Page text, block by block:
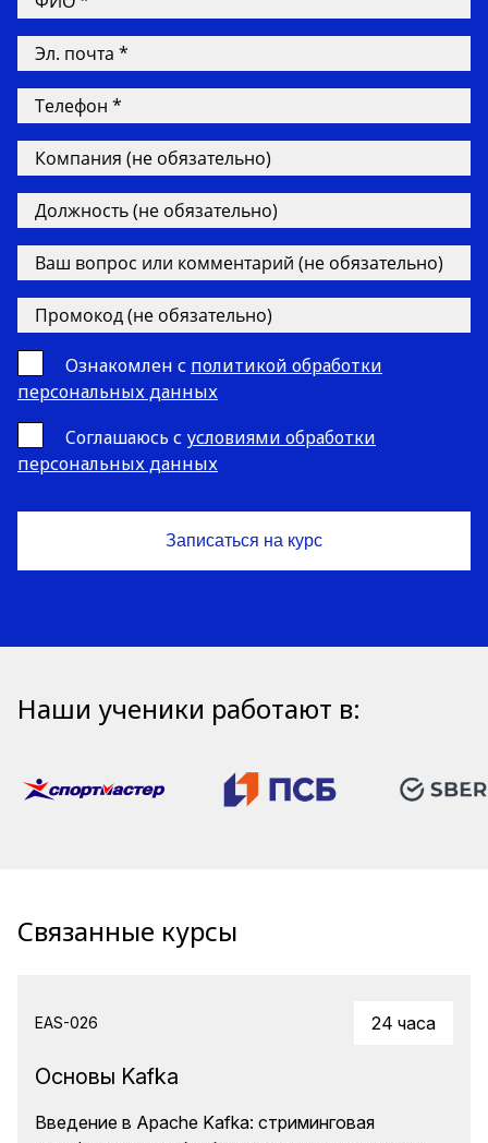
Ознакомлен с политикой обработки
персональных данных
Cоглашаюсь с условиями обработки
персональных данных
Наши ученики работают в:
Связанные курсы
EAS-026 24 часа
Основы Kafka
Введение в Apache Kafka: стриминговая